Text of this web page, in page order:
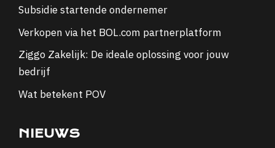
Subsidie startende ondernemer
Verkopen via het BOL.com partnerplatform
Ziggo Zakelijk: De ideale oplossing voor jouw
bedrijf
Wat betekent POV
NIEUWS